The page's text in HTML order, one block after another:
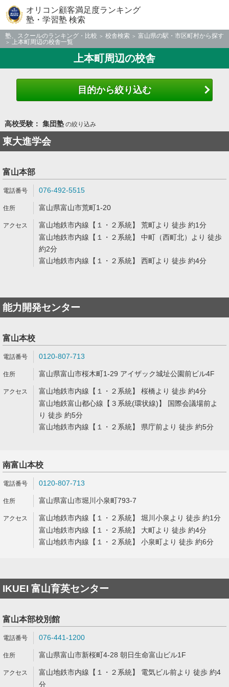
オリコン顧客満足度ランキング
塾・学習塾 検索
塾、スクールのランキング・比較 校舎検索
富山県の駅・市区町村から探す
上本町周辺の校舎一覧
上本町周辺の校舎
目的から絞り込む
高校受験： 集団塾の絞り込み
東大進学会
富山本部
076-492-5515
富山県富山市荒町1-20
富山地鉄市内線【１・２系統】 荒町より 徒歩 約1分
富山地鉄市内線【１・２系統】 中町（西町北）より 徒歩
約2分
富山地鉄市内線【１・２系統】 西町より 徒歩 約4分
能力開発センター
富山本校
0120-807-713
富山県富山市桜木町1-29 アイザック城址公園前ビル4F
富山地鉄市内線【１・２系統】 桜橋より 徒歩 約4分
富山地鉄富山都心線【３系統(環状線)】 国際会議場前よ
り 徒歩 約5分
富山地鉄市内線【１・２系統】 県庁前より 徒歩 約5分
南富山本校
0120-807-713
富山県富山市堀川小泉町793-7
富山地鉄市内線【１・２系統】 堀川小泉より 徒歩 約1分
富山地鉄市内線【１・２系統】 大町より 徒歩 約4分
富山地鉄市内線【１・２系統】 小泉町より 徒歩 約6分
IKUEI 富山育英センター
富山本部校別館
076-441-1200
富山県富山市新桜町4-28 朝日生命富山ビル1F
富山地鉄市内線【１・２系統】 電気ビル前より 徒歩 約4
分